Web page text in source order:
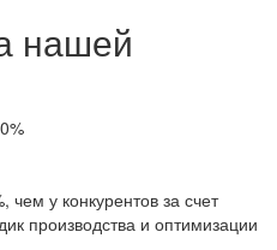
нашей
у конкурентов за счет
производства и оптимизации